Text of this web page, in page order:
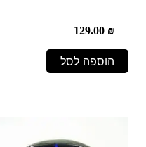
129.00₪
הוספה לסל